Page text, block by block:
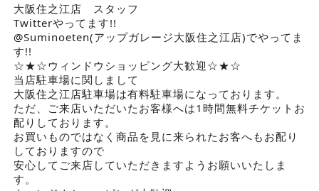
大阪住之江店 スタッフ
Twitterやってます!!
@Suminoeten(アップガレージ大阪住之江店)でやってま
す!!
☆★☆ウィンドウショッピング大歓迎☆★☆
当店駐車場に関しまして
大阪住之江店駐車場は有料駐車場になっております。
ただ、ご来店いただいたお客様へは1時間無料チケットお
配りしております。
お買いものではなく商品を見に来られたお客へもお配り
しておりますので
安心してご来店していただきますようお願いいたしま
す。